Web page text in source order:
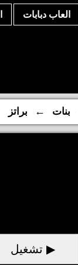
العاب دبابات
بنات ← براتز
▶ تشغيل